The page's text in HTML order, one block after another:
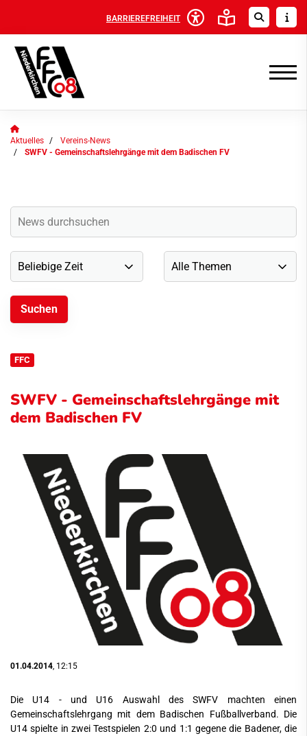
BARRIEREFREIHEIT
Aktuelles
Vereins-News
SWFV - Gemeinschaftslehrgänge mit dem Badischen FV
FFC
SWFV - Gemeinschaftslehrgänge mit
dem Badischen FV
01.04.2014 , 12:15
Die U14 - und U16 Auswahl des SWFV machten einen
Gemeinschaftslehrgang mit dem Badischen Fußballverband. Die
U14 spielte in zwei Testspielen 2:0 und 1:1 gegene die Badener, die